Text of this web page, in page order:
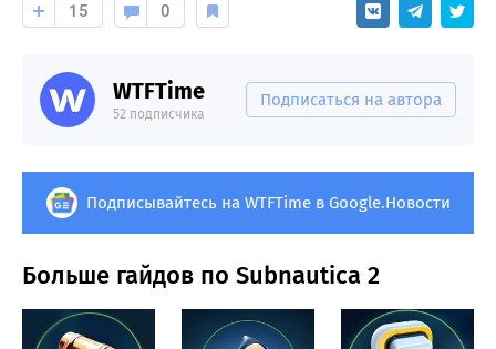
15 0
WTFTime
52 подписчика
Подписаться на автора
Подписывайтесь на WTFTime в Google.Новости
Больше гайдов по Subnautica 2